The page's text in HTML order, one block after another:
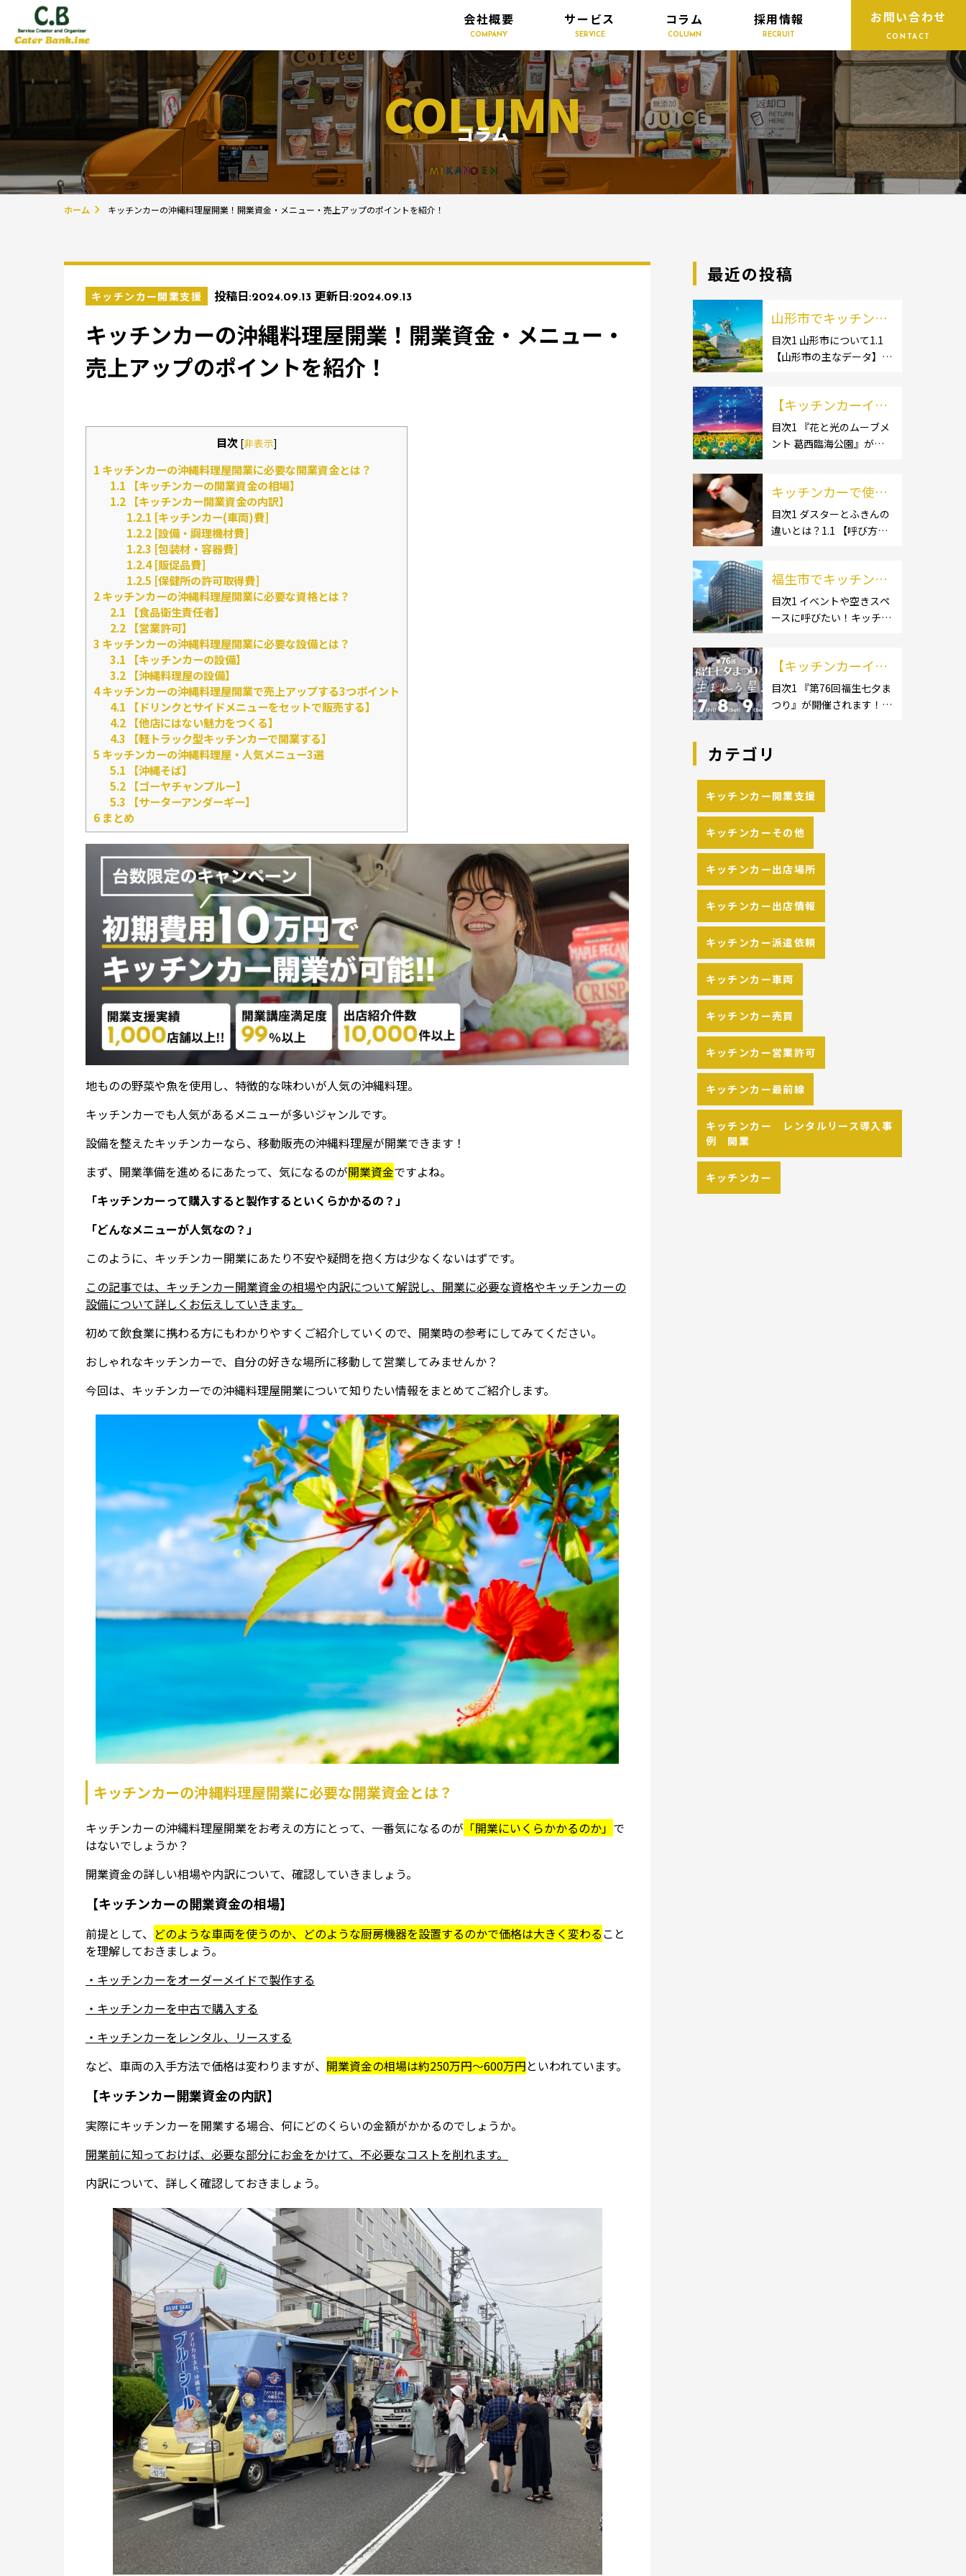
会社概要
COMPANY
サービス
SERVICE
コラム
COLUMN
採用情報
RECRUIT
お問い合わせ
CONTACT
COLUMN
コラム
ホーム キッチンカーの沖縄料理屋開業！開業資金・メニュー・売上アップのポイントを紹介！
キッチンカー開業支援 投稿日:2024.09.13 更新日:2024.09.13
キッチンカーの沖縄料理屋開業！開業資金・メニュー・
売上アップのポイントを紹介！
目次 [非表示]
1 キッチンカーの沖縄料理屋開業に必要な開業資金とは？
1.1 【キッチンカーの開業資金の相場】
1.2【キッチンカー開業資金の内訳】
1.2.1 [キッチンカー(車両)費]
1.2.2[設備・調理機材費]
1.2.3 [包装材・容器費]
1.2.4[販促品費]
1.2.5 [保健所の許可取得費]
2キッチンカーの沖縄料理屋開業に必要な資格とは？
2.1 【食品衛生責任者】
2.2【営業許可】
3 キッチンカーの沖縄料理屋開業に必要な設備とは？
3.1 【キッチンカーの設備】
3.2【沖縄料理屋の設備】
4キッチンカーの沖縄料理屋開業で売上アップする3つポイント
4.1 【ドリンクとサイドメニューをセットで販売する】
4.2【他店にはない魅力をつくる】
4.3 【軽トラック型キッチンカーで開業する】
5 キッチンカーの沖縄料理屋・人気メニュー3選
5.1 【沖縄そば】
5.2【ゴーヤチャンプルー】
5.3 【サーターアンダーギー】
6 まとめ
地ものの野菜や魚を使用し、特徴的な味わいが人気の沖縄料理。
キッチンカーでも人気があるメニューが多いジャンルです。
設備を整えたキッチンカーなら、移動販売の沖縄料理屋が開業できます！
まず、開業準備を進めるにあたって、気になるのが開業資金ですよね。
「キッチンカーって購入すると製作するといくらかかるの？」
「どんなメニューが人気なの？」
このように、キッチンカー開業にあたり不安や疑問を抱く方は少なくないはずです。
この記事では、キッチンカー開業資金の相場や内訳について解説し、開業に必要な資格やキッチンカーの
設備について詳しくお伝えしていきます。
初めて飲食業に携わる方にもわかりやすくご紹介していくので、開業時の参考にしてみてください。
おしゃれなキッチンカーで、自分の好きな場所に移動して営業してみませんか？
今回は、キッチンカーでの沖縄料理屋開業について知りたい情報をまとめてご紹介します。
キッチンカーの沖縄料理屋開業に必要な開業資金とは？
キッチンカーの沖縄料理屋開業をお考えの方にとって、一番気になるのが 「開業にいくらかかるのか」 で
はないでしょうか？
開業資金の詳しい相場や内訳について、確認していきましょう。
【キッチンカーの開業資金の相場】
前提として、 どのような車両を使うのか、どのような厨房機器を設置するのかで価格は大きく変わること
を理解しておきましょう。
・キッチンカーをオーダーメイドで製作する
・キッチンカーを中古で購入する
・キッチンカーをレンタル、リースする
など、車両の入手方法で価格は変わりますが、 開業資金の相場は約250万円～600万円といわれています。
【キッチンカー開業資金の内訳】
実際にキッチンカーを開業する場合、何にどのくらいの金額がかかるのでしょうか。
開業前に知っておけば、必要な部分にお金をかけて、不必要なコストを削れます。
内訳について、詳しく確認しておきましょう。
最近の投稿
山形市でキッチンカ
ー開業するなら格安
のレンタル・リー
流れも解説！
目次1 山形市について1.1
【山形市の主なデータ】
王温泉]1.2.2 [文翔館]1.3
【名産品・ご当地グルメ】
1.3.1 [芋煮]1.3 […]
【キッチンカーイベ
ント情報】花と光の
ムーブメント 葛西臨
います！
目次1 『花と光のムーブメ
ント 葛西臨海公園』が開
場といえば、やっぱりイベ
ント！ 日本全国で、キッチ
ンカーが営業している様々
キッチンカーで使用
するダスター・ふき
んの選び方とは？お
介！
目次1 ダスターとふきんの
違いとは？1.1 【呼び方の
ンタークロスとも呼ばれ
る】2 キッチンカーで使用
するダスター(ふきん)種類
福生市でキッチンカ
ーを呼びたい！派遣
してもらうにはどう
の流れや人気メニュ
ーを解説
目次1 イベントや空きスペ
ースに呼びたい！キッチン
キッチンカー:軽バン]1.1.2
[小型キッチンカー:軽トラ
ック]1.1.3 [中型・大型キッ
【キッチンカーイベ
ント情報】第76回福
生七夕まつりが開催
目次1 『第76回福生七夕ま
つり』が開催されます！2
りイベント！ 日本全国で、
催されています。 開業前に
キッチンカーの出店 […]
カテゴリ
キッチンカー開業支援
キッチンカーその他
キッチンカー出店場所
キッチンカー出店情報
キッチンカー派遣依頼
キッチンカー車両
キッチンカー売買
キッチンカー営業許可
キッチンカー最前線
キッチンカー レンタルリース導入事
例 開業
キッチンカー